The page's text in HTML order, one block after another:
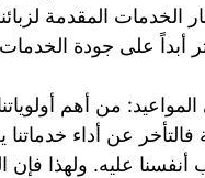
الخدمات المقدمة
أبداً على جودة
المواعيد: من أهم
عن أداء خدماتنا
أنفسنا عليه. ولهذا فإن